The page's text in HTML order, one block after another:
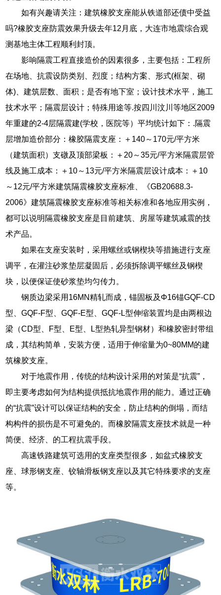
如有兴趣请关注：建筑橡胶支座能从铁道部还债中受益
吗?橡胶支座防震效果升级去年12月底，大连市地震综合观
测基地主体工程顺利封顶。
影响隔震工程直接造价的因素很多，主要包括：工程所
在场地、抗震设防类别、烈度；结构方案、形式(框架、砌
体)、建筑层数、面积；是否有地下室；设计技术水平，施工
技术水平；隔震层设计；特殊用途等.按四川汶川等地区2009
年重建的2-4层隔震建(学校，医院等）平均统计如下：.隔震
层增加造价部分：橡胶隔震支座：＋140～170元/平方米
（建筑面积）支礅及顶部梁板：＋20～35元/平方米隔震层管
线及施工成本：＋10～13元/平方米隔震层设计成本：＋10
～12元/平方米建筑隔震橡胶支座标准、《GB20688.3-
2006》建筑隔震橡胶支座标准等相关标准和各地应用实例，
都可以说明隔震橡胶支座是目前建筑、房屋等建筑减震的技
术产品。
如果在支座安装时，采用螺丝或钢楔块等措施进行支座
调平，在灌注砂浆垫层凝固后，必须拆除调平螺丝及钢楔
块，以便保证使砂浆垫均匀传力。
钢质边梁采用16MN精轧而成，锚固板及Φ16锚GQF-CD
型、GQF-F型、GQF-E型、GQF-L型伸缩装置均是由两根边
梁（CD型、F型、E型、L型热轧异型钢材）和橡胶密封带组
成，其结构简单，安装方便，适用于伸缩量为0~80MM的建
筑橡胶支座。
对于地震作用，传统的结构设计采用的对策是“抗震”，
即主要考虑如何为结构提供抵抗地震作用的能力。通过正确
的“抗震”设计可以保证结构的安全，防止结构的倒塌，而结
构构件的损伤是不可避免的。而橡胶隔震支座技术就是一种
简便、经济、的工程抗震手段。
高速铁路建筑可选用的支座类型很多，如盆式橡胶支
座、球形钢支座、铰轴滑板钢支座以及其它特殊要求的支座
等。